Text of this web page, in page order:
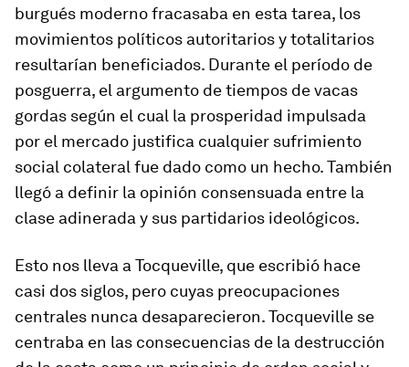
burgués moderno fracasaba en esta tarea, los
movimientos políticos autoritarios y totalitarios
resultarían beneficiados. Durante el período de
posguerra, el argumento de tiempos de vacas
gordas según el cual la prosperidad impulsada
por el mercado justifica cualquier sufrimiento
social colateral fue dado como un hecho. También
llegó a definir la opinión consensuada entre la
clase adinerada y sus partidarios ideológicos.
Esto nos lleva a Tocqueville, que escribió hace
casi dos siglos, pero cuyas preocupaciones
centrales nunca desaparecieron. Tocqueville se
centraba en las consecuencias de la destrucción